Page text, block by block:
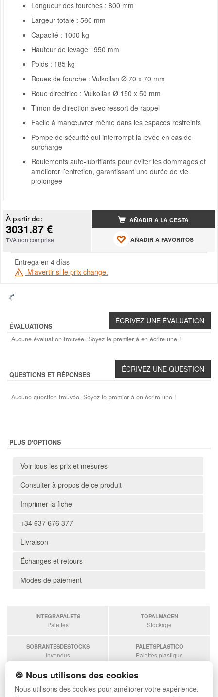
Longueur des fourches : 800 mm
Largeur totale : 560 mm
Capacité : 1000 kg
Hauteur de levage : 950 mm
Poids : 185 kg
Roues de fourche : Vulkollan Ø 70 x 70 mm
Roue directrice : Vulkollan Ø 150 x 50 mm
Timon de direction avec ressort de rappel
Facile à manœuvrer même dans les espaces restreints
Pompe de sécurité qui interrompt la levée en cas de
surcharge
Roulements auto-lubrifiants pour éviter les dommages et
améliorer l’entretien, garantissant une durée de vie
prolongée
À partir de:
3031.87 €
TVA non comprise
AÑADIR A LA CESTA
AÑADIR A FAVORITOS
Entrega en 4 días
M'avertir si le prix change.
ÉVALUATIONS
Aucune évaluation trouvée. Soyez le premier à en écrire une !
QUESTIONS ET RÉPONSES
Aucune question trouvée. Soyez le premier à en écrire une !
PLUS D'OPTIONS
Voir tous les prix et mesures
Consulter à propos de ce produit
Imprimer la fiche
+34 637 676 377
Livraison
Échanges et retours
Modes de paiement
INTEGRAPALETS
Palettes
TOPALMACEN
Stockage
SOBRANTESDESTOCKS
Invendus
PALETSPLASTICO
Palettes plastique
ESTANTERIASKIT
Estanterias
🍪 Nous utilisons des cookies
Nous utilisons des cookies pour améliorer votre expérience.